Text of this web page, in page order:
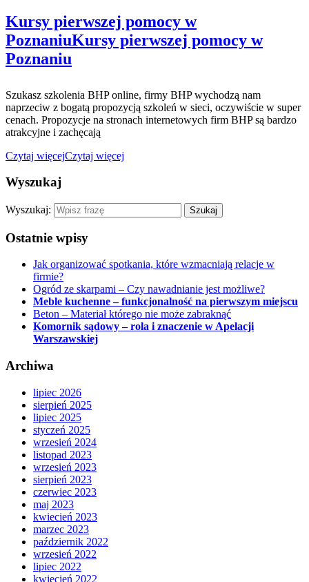
Kursy pierwszej pomocy w
PoznaniuKursy pierwszej pomocy w
Poznaniu
Szukasz szkolenia BHP online, firmy BHP wychodzą nam
naprzeciw z bogatą propozycją szkoleń w sieci, oczywiście w super
cenach. Propozycje na stronach internetowych firm BHP są bardzo
atrakcyjne i zachęcają
Czytaj więcejCzytaj więcej
Wyszukaj
Wyszukaj:
Ostatnie wpisy
Jak organizować spotkania, które wzmacniają relacje w
firmie?
Ogród ze skarpami – Czy nawadnianie jest możliwe?
Meble kuchenne – funkcjonalność na pierwszym miejscu
Beton – Materiał którego nie może zabraknąć
Komornik sądowy – rola i znaczenie w Apelacji
Warszawskiej
Archiwa
lipiec 2026
sierpień 2025
lipiec 2025
styczeń 2025
wrzesień 2024
listopad 2023
wrzesień 2023
sierpień 2023
czerwiec 2023
maj 2023
kwiecień 2023
marzec 2023
październik 2022
wrzesień 2022
lipiec 2022
kwiecień 2022